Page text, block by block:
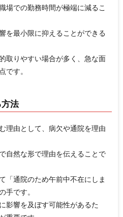
場での勤務時間が極端に減るこ
を最小限に抑えることができる
取りやすい場合が多く、急な面
です。
法
理由として、病欠や通院を理由
自然な形で理由を伝えることで
「通院のため午前中不在にしま
手です。
影響を及ぼす可能性があるた